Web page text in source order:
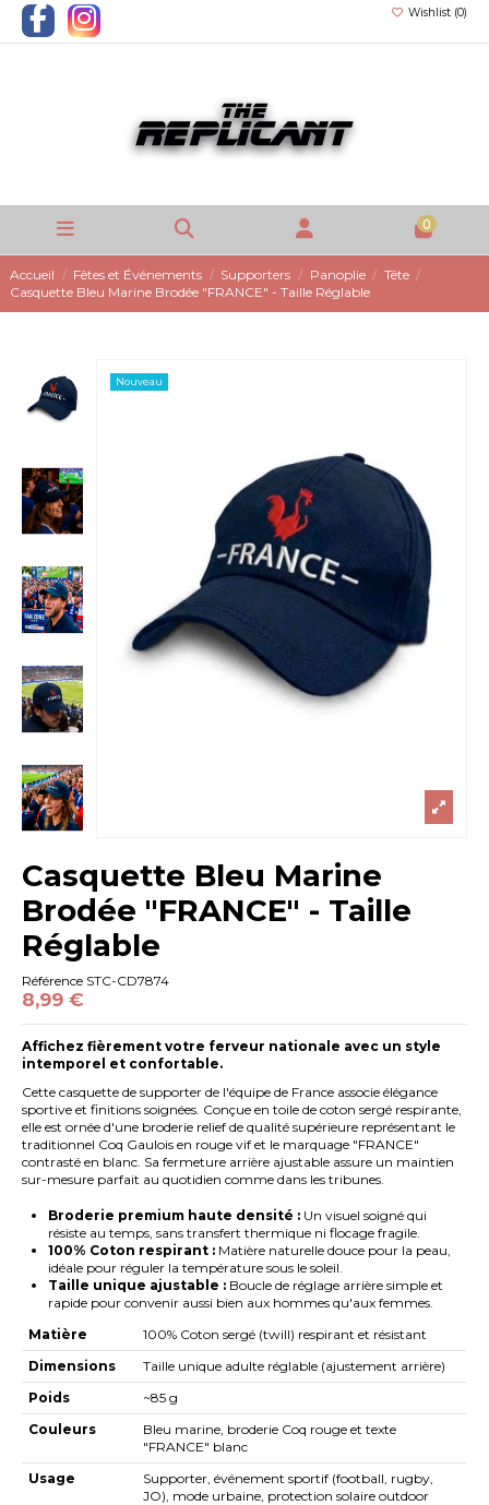
Wishlist (0)
0
Accueil Fêtes et Événements Supporters Panoplie
Tête
Casquette Bleu Marine Brodée "FRANCE" - Taille Réglable
Nouveau
Casquette Bleu Marine
Brodée "FRANCE" - Taille
Réglable
Référence STC-CD7874
8,99 €
Affichez fièrement votre ferveur nationale avec un style
intemporel et confortable.
Cette casquette de supporter de l'équipe de France associe élégance
sportive et finitions soignées. Conçue en toile de coton sergé respirante,
elle est ornée d'une broderie relief de qualité supérieure représentant le
traditionnel Coq Gaulois en rouge vif et le marquage "FRANCE"
contrasté en blanc. Sa fermeture arrière ajustable assure un maintien
sur-mesure parfait au quotidien comme dans les tribunes.
Broderie premium haute densité : Un visuel soigné qui
résiste au temps, sans transfert thermique ni flocage fragile.
100% Coton respirant : Matière naturelle douce pour la peau,
idéale pour réguler la température sous le soleil.
Taille unique ajustable : Boucle de réglage arrière simple et
rapide pour convenir aussi bien aux hommes qu'aux femmes.
Matière
100% Coton sergé (twill) respirant et résistant
Dimensions
Taille unique adulte réglable (ajustement arrière)
Poids
~85 g
Couleurs
Bleu marine, broderie Coq rouge et texte
"FRANCE" blanc
Usage
Supporter, événement sportif (football, rugby,
JO), mode urbaine, protection solaire outdoor